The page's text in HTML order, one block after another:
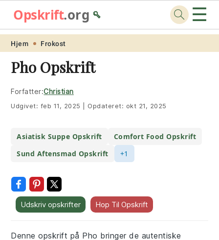
Skip
primary
navigation
Skip
main
content
Skip
primary
sidebar
Skip
footer
Opskrift.org🥄 ☰
Hjem Frokost
Pho Opskrift
Forfatter:Christian
Udgivet: feb 11, 2025 Opdateret: okt 21, 2025
Asiatisk Suppe Opskrift
Comfort Food Opskrift
Sund Aftensmad Opskrift
+1
Udskriv opskrifter Hop Til Opskrift
Denne opskrift på Pho bringer de autentiske